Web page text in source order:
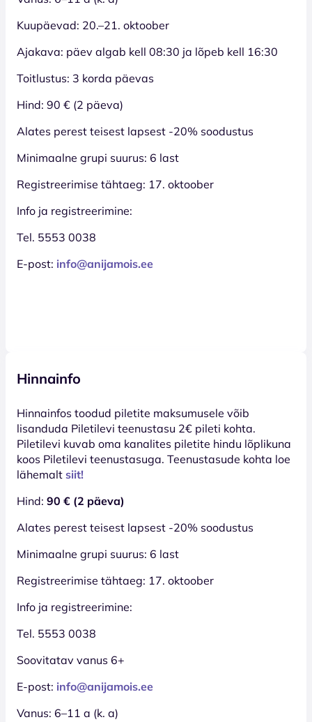
Kuupäevad: 20.–21. oktoober
Ajakava: päev algab kell 08:30 ja lõpeb kell 16:30
Toitlustus: 3 korda päevas
Hind: 90 € (2 päeva)
Alates perest teisest lapsest -20% soodustus
Minimaalne grupi suurus: 6 last
Registreerimise tähtaeg: 17. oktoober
Info ja registreerimine:
Tel. 5553 0038
E-post: info@anijamois.ee
Hinnainfo
Hinnainfos toodud piletite maksumusele võib
lisanduda Piletilevi teenustasu 2€ pileti kohta.
Piletilevi kuvab oma kanalites piletite hindu lõplikuna
koos Piletilevi teenustasuga. Teenustasude kohta loe
lähemalt siit!
Hind: 90 € (2 päeva)
Alates perest teisest lapsest -20% soodustus
Minimaalne grupi suurus: 6 last
Registreerimise tähtaeg: 17. oktoober
Info ja registreerimine:
Tel. 5553 0038
Soovitatav vanus 6+
E-post: info@anijamois.ee
Vanus: 6–11 a (k. a)